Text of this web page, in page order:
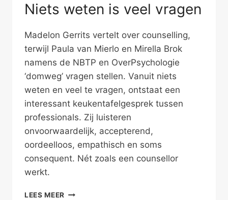
Niets weten is veel vragen
Madelon Gerrits vertelt over counselling,
terwijl Paula van Mierlo en Mirella Brok
namens de NBTP en OverPsychologie
‘domweg’ vragen stellen. Vanuit niets
weten en veel te vragen, ontstaat een
interessant keukentafelgesprek tussen
professionals. Zij luisteren
onvoorwaardelijk, accepterend,
oordeelloos, empathisch en soms
consequent. Nét zoals een counsellor
werkt.
LEES MEER NIETS